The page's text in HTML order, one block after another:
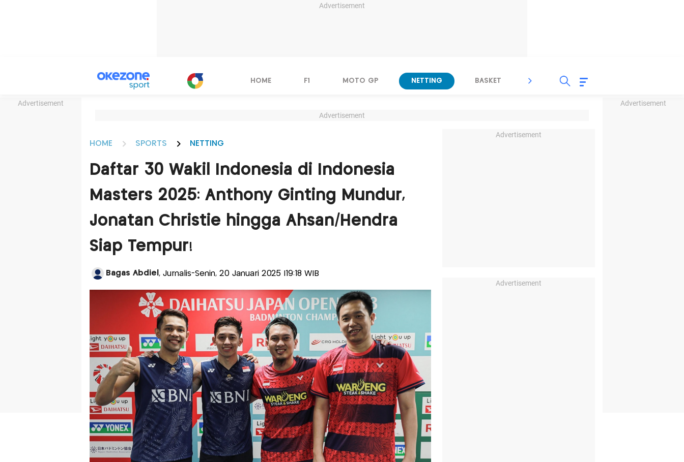
Advertisement
Advertisement Advertisement
HOME F1 MOTO GP NETTING BASKET SPORT LAIN
Advertisement
HOME SPORTS NETTING
Daftar 30 Wakil Indonesia di Indonesia
Masters 2025: Anthony Ginting Mundur,
Jonatan Christie hingga Ahsan/Hendra
Siap Tempur!
Bagas Abdiel , Jurnalis-Senin, 20 Januari 2025 |19:18 WIB
Advertisement
Advertisement